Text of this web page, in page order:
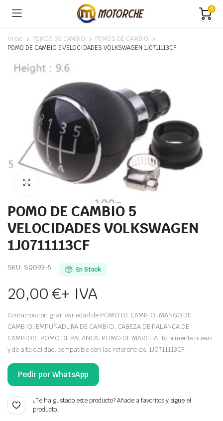
0
Inicio POMOS DE CAMBIO
POMOS DE CAMBIO
POMO DE CAMBIO 5 VELOCIDADES VOLKSWAGEN 1J0711113CF
POMO DE CAMBIO 5
VELOCIDADES VOLKSWAGEN
1J0711113CF
SKU: SQ093-5 En Stock
20,00€+ IVA
Contamos con gran variedad de POMO DE CAMBIO, MANGO DE
CAMBIO, EMPUÑADURA DE CAMBIO, CABEZA DE PALANCA DE
CAMBIOS, POMO DE PALANCA, POMO DE MARCHA. Totalmente nuevo
y de alta calidad, compatible con las referencias: 1J0711113CF.
Pedir por WhatsApp
¿Te ha gustado este producto? Añade a favoritos y sigue el
producto.